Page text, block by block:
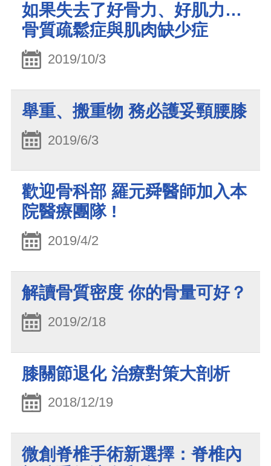
如果失去了好骨力、好肌力…
骨質疏鬆症與肌肉缺少症
2019/10/3
舉重、搬重物 務必護妥頸腰膝
2019/6/3
歡迎骨科部 羅元舜醫師加入本
院醫療團隊 !
2019/4/2
解讀骨質密度 你的骨量可好？
2019/2/18
膝關節退化 治療對策大剖析
2018/12/19
微創脊椎手術新選擇：脊椎內